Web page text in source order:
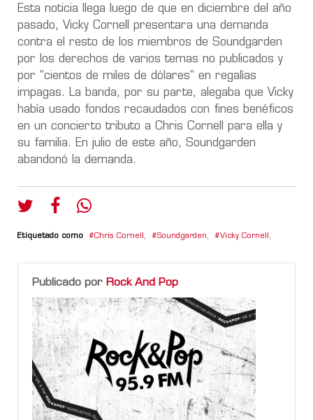
Esta noticia llega luego de que en diciembre del año
pasado, Vicky Cornell presentara una demanda
contra el resto de los miembros de Soundgarden
por los derechos de varios temas no publicados y
por "cientos de miles de dólares" en regalías
impagas. La banda, por su parte, alegaba que Vicky
había usado fondos recaudados con fines benéficos
en un concierto tributo a Chris Cornell para ella y
su familia. En julio de este año, Soundgarden
abandonó la demanda.
Etiquetado como Chris Cornell , Soundgarden, Vicky Cornell ,
Publicado por Rock And Pop